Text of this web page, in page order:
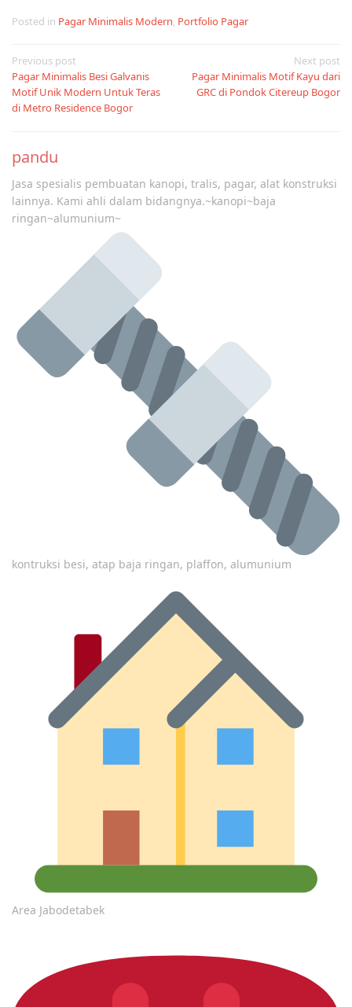
Posted in Pagar Minimalis Modern, Portfolio Pagar
Post
navigation
Previous post
Pagar Minimalis Besi Galvanis
Motif Unik Modern Untuk Teras
di Metro Residence Bogor
Next post
Pagar Minimalis Motif Kayu dari
GRC di Pondok Citereup Bogor
pandu
Jasa spesialis pembuatan kanopi, tralis, pagar, alat konstruksi
lainnya. Kami ahli dalam bidangnya.~kanopi~baja
ringan~alumunium~
kontruksi besi, atap baja ringan, plaffon, alumunium
Area Jabodetabek